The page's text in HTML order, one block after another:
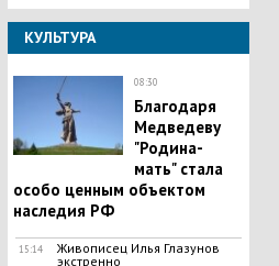
КУЛЬТУРА
08:30
Благодаря
Медведеву
"Родина-
мать" стала
особо ценным объектом
наследия РФ
15:14
Живописец Илья Глазунов
экстренно